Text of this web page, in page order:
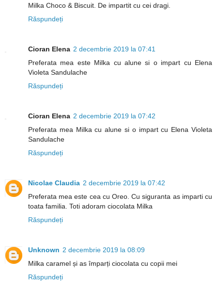
Milka Choco & Biscuit. De impartit cu cei dragi.
Răspundeți
Cioran Elena 2 decembrie 2019 la 07:41
Preferata mea este Milka cu alune si o impart cu Elena
Violeta Sandulache
Răspundeți
Cioran Elena 2 decembrie 2019 la 07:42
Preferata mea Milka cu alune si o impart cu Elena Violeta
Sandulache
Răspundeți
Nicolae Claudia 2 decembrie 2019 la 07:42
Preferata mea este cea cu Oreo. Cu siguranta as imparti cu
toata familia. Toti adoram ciocolata Milka
Răspundeți
Unknown 2 decembrie 2019 la 08:09
Milka caramel și as împarți ciocolata cu copii mei
Răspundeți